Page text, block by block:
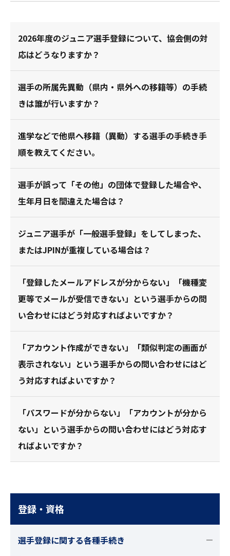
2026年度のジュニア選手登録について、協会側の対
応はどうなりますか？
選手の所属先異動（県内・県外への移籍等）の手続
きは誰が行いますか？
進学などで他県へ移籍（異動）する選手の手続き手
順を教えてください。
選手が誤って「その他」の団体で登録した場合や、
生年月日を間違えた場合は？
ジュニア選手が「一般選手登録」をしてしまった、
またはJPINが重複している場合は？
「登録したメールアドレスが分からない」「機種変
更等でメールが受信できない」という選手からの問
い合わせにはどう対応すればよいですか？
「アカウント作成ができない」「類似判定の画面が
表示されない」という選手からの問い合わせにはど
う対応すればよいですか？
「パスワードが分からない」「アカウントが分から
ない」という選手からの問い合わせにはどう対応す
ればよいですか？
登録・資格
選手登録に関する各種手続き